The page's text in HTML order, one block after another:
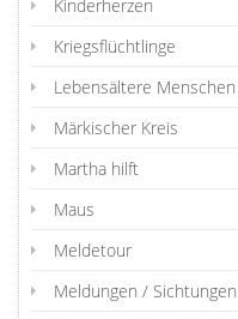
Kinderherzen
Kriegsflüchtlinge
Lebensältere Menschen
Märkischer Kreis
Martha hilft
Maus
Meldetour
Meldungen / Sichtungen